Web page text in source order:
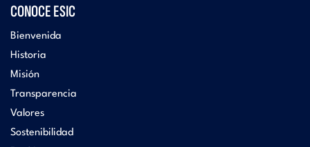
CONOCE ESIC
Bienvenida
Historia
Misión
Transparencia
Valores
Sostenibilidad